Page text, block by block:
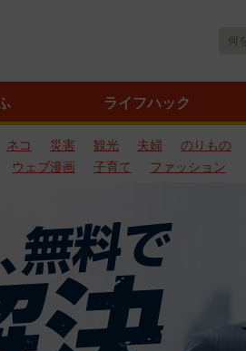
ライフハック
ネコ 災害 観光 夫婦 のりもの
ウェブ漫画 子育て ファッション